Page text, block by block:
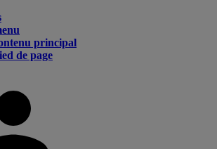
principal
de page